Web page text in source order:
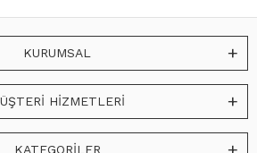
KURUMSAL
HİZMETLERİ
KATEGORİLER